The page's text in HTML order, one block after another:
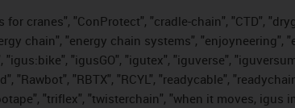
cranes", "ConProtect", "cradle-chain", "CTD",
chain", "energy chain systems", "enjoyneering",
"igusGO", "igutex", "iguverse",
"RBTX", "RCYL", "readycable",
"triflex", "twisterchain", "when it moves,